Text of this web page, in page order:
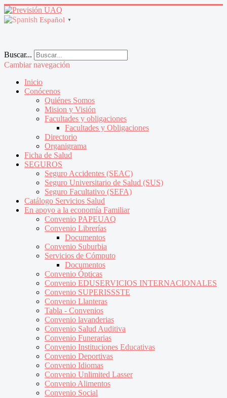
Español ▼
Buscar...
Cambiar navegación
Inicio
Conócenos
Quiénes Somos
Mision y Visión
Facultades y obligaciones
Facultades y Obligaciones
Directorio
Organigrama
Ficha de Salud
SEGUROS
Seguro Accidentes (SEAC)
Seguro Universitario de Salud (SUS)
Seguro Facultativo (SEFA)
Catálogo Servicios Salud
En apoyo a la economía Familiar
Convenio PAPEUAQ
Convenio Librerías
Documentos
Convenio Suburbia
Servicios de Cómputo
Documentos
Convenio Ópticas
Convenio EDUSERVICIOS INTERNACIONALES
Convenio SUPERISSSTE
Convenio Llanteras
Tabla - Convenios
Convenio lavanderias
Convenio Salud Auditiva
Convenio Funerarias
Convenio Instituciones Educativas
Convenio Deportivas
Convenio Idiomas
Convenio Unlimited Lasser
Convenio Alimentos
Convenio Social